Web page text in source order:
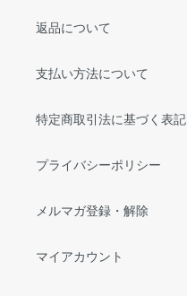
返品について
支払い方法について
特定商取引法に基づく表記
プライバシーポリシー
メルマガ登録・解除
マイアカウント